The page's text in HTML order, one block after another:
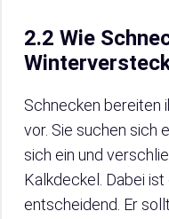
2.2 Wie
Schnecken bereiten
vor. Sie suchen sich
sich ein und
Kalkdeckel. Dabei
entscheidend. Er